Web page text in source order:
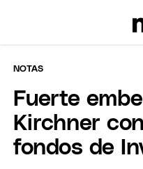
NOTAS
Fuerte
Kirchner
fondos de